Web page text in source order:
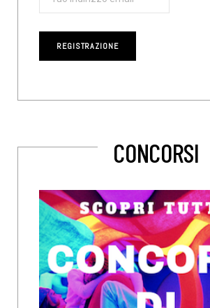
CONCORSI